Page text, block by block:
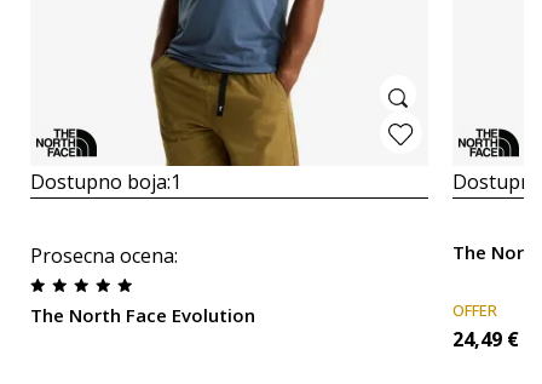
Dostupno boja:1
Prosecna ocena:
The North Face Evolution
The
OFFER
24,49 €